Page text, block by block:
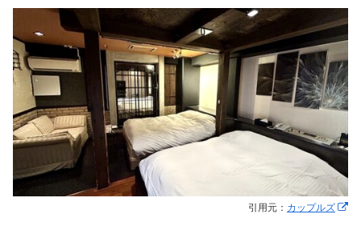
引用元： カップルズ